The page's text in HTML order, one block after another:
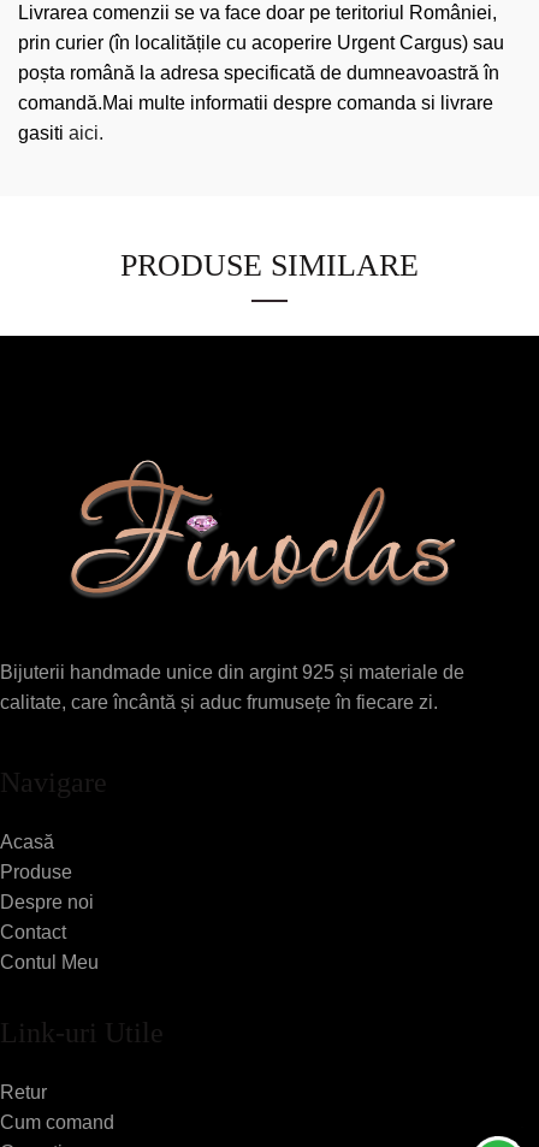
Livrarea comenzii se va face doar pe teritoriul României,
prin curier (în localitățile cu acoperire Urgent Cargus) sau
poșta română la adresa specificată de dumneavoastră în
comandă.Mai multe informatii despre comanda si livrare
gasiti aici.
PRODUSE SIMILARE
Bijuterii handmade unice din argint 925 și materiale de
calitate, care încântă și aduc frumusețe în fiecare zi.
Navigare
Acasă
Produse
Despre noi
Contact
Contul Meu
Link-uri Utile
Retur
Cum comand